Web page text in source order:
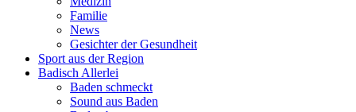
Familie
News
Gesichter der Gesundheit
Sport aus der Region
Badisch Allerlei
Baden schmeckt
Sound aus Baden